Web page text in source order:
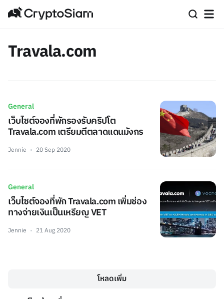
Travala.com
General
เว็บไซต์จองที่พักรองรับคริปโต
Travala.com เตรียมตีตลาดแดนมังกร
Jennie 20 Sep 2020
General
เว็บไซต์จองที่พัก Travala.com เพิ่มช่อง
ทางจ่ายเงินเป็นเหรียญ VET
Jennie 21 Aug 2020
โหลดเพิ่ม